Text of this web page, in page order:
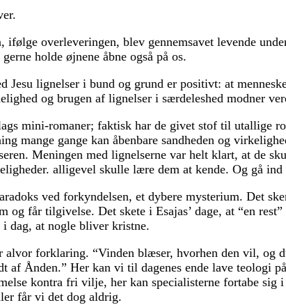
overleveringen, blev gennemsavet levende
holde øjnene åbne også på os.
lignelser i bund og grund er positivt: at
og brugen af lignelser i særdeleshed modner
mini-romaner; faktisk har de givet stof til utallige
mange gange kan åbenbare sandheden og
Meningen med lignelserne var helt klart, at de
alligevel skulle lære dem at kende. Og gå
ved forkyndelsen, et dybere mysterium. Det
får tilgivelse. Det skete i Esajas’ dage, at “en
i dag, at nogle bliver kristne.
alvor forklaring. “Vinden blæser, hvorhen den vil, og
af Ånden.” Her kan vi til dagenes ende lave teologi
kontra fri vilje, her kan specialisterne fortabe
får vi det dog aldrig.